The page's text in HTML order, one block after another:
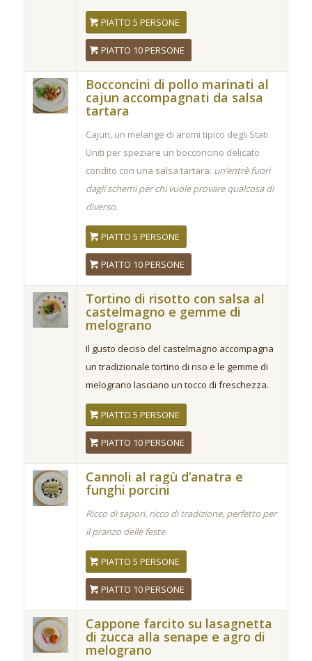
PIATTO 5 PERSONE
PIATTO 10 PERSONE
Bocconcini di pollo marinati al
cajun accompagnati da salsa
tartara
Cajun, un melange di aromi tipico degli Stati
Uniti per speziare un bocconcino delicato
condito con una salsa tartara: un’entrè fuori
dagli schemi per chi vuole provare qualcosa di
diverso.
PIATTO 5 PERSONE
PIATTO 10 PERSONE
Tortino di risotto con salsa al
castelmagno e gemme di
melograno
Il gusto deciso del castelmagno accompagna
un tradizionale tortino di riso e le gemme di
melograno lasciano un tocco di freschezza.
PIATTO 5 PERSONE
PIATTO 10 PERSONE
Cannoli al ragù d’anatra e
funghi porcini
Ricco di sapori, ricco di tradizione, perfetto per
il pranzo delle feste.
PIATTO 5 PERSONE
PIATTO 10 PERSONE
Cappone farcito su lasagnetta
di zucca alla senape e agro di
melograno